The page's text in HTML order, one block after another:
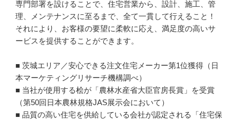
専門部署を設けることで、住宅営業から、設計、施工、管
理、メンテナンスに至るまで、全て一貫して行えること！
それにより、お客様の要望に柔軟に応え、満足度の高いサ
ービスを提供することができます。
■ 茨城エリア／安心できる注文住宅メーカー第1位獲得（日
本マーケティングリサーチ機構調べ）
■ 当社が使用する桧が「農林水産省大臣官房長賞」を受賞
（第50回日本農林規格JAS展示会において）
■ 品質の高い住宅を供給している会社が認定される「住宅保